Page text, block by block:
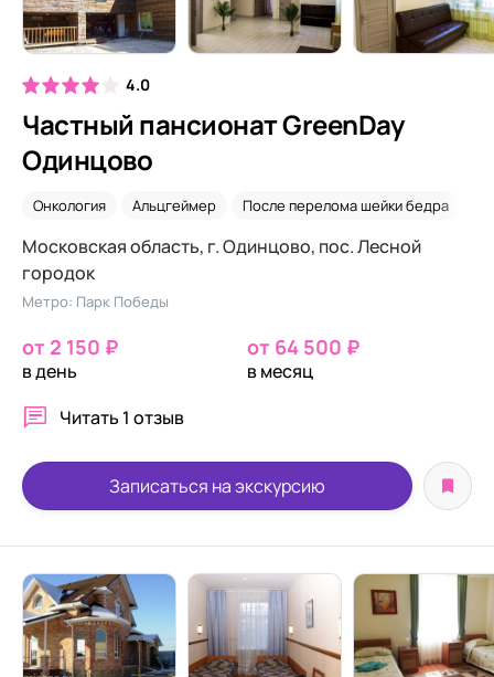
4.0
Частный пансионат GreenDay
Одинцово
Онкология Альцгеймер После перелома шейки бедра
Московская область, г. Одинцово, пос. Лесной
городок
Метро: Парк Победы
от 2 150 ₽
в день
от 64 500 ₽
в месяц
Читать 1 отзыв
Записаться на экскурсию